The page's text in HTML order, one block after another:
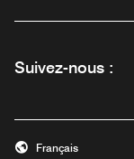
Suivez-nous :
Français